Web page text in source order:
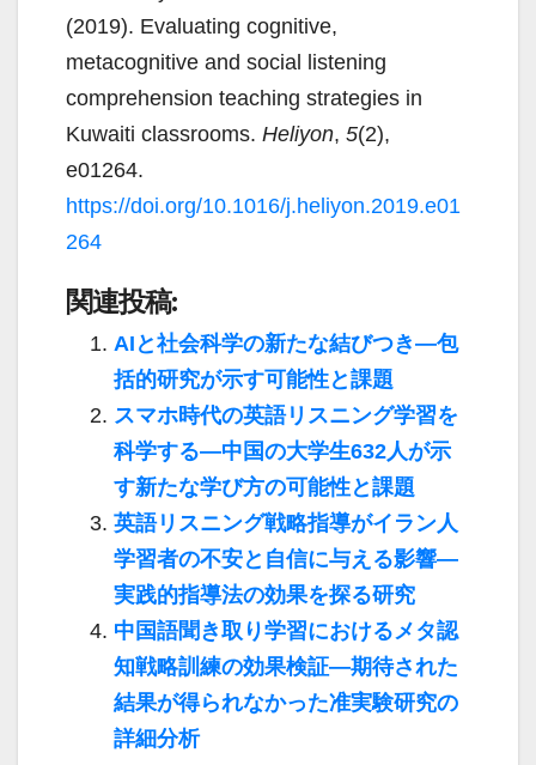
(2019). Evaluating cognitive,
metacognitive and social listening
comprehension teaching strategies in
Kuwaiti classrooms. Heliyon, 5(2),
e01264.
https://doi.org/10.1016/j.heliyon.2019.e01
264
関連投稿:
AIと社会科学の新たな結びつき―包
括的研究が示す可能性と課題
スマホ時代の英語リスニング学習を
科学する―中国の大学生632人が示
す新たな学び方の可能性と課題
英語リスニング戦略指導がイラン人
学習者の不安と自信に与える影響―
実践的指導法の効果を探る研究
中国語聞き取り学習におけるメタ認
知戦略訓練の効果検証―期待された
結果が得られなかった准実験研究の
詳細分析